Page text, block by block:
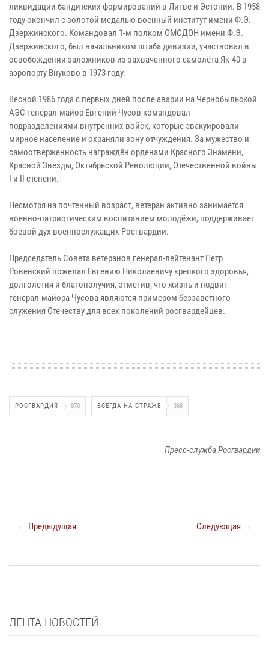
ликвидации бандитских формирований в Литве и Эстонии. В 1958
году окончил с золотой медалью военный институт имени Ф.Э.
Дзержинского. Командовал 1-м полком ОМСДОН имени Ф.Э.
Дзержинского, был начальником штаба дивизии, участвовал в
освобождении заложников из захваченного самолёта Як-40 в
аэропорту Внуково в 1973 году.
Весной 1986 года с первых дней после аварии на Чернобыльской
АЭС генерал-майор Евгений Чусов командовал
подразделениями внутренних войск, которые эвакуировали
мирное население и охраняли зону отчуждения. За мужество и
самоотверженность награждён орденами Красного Знамени,
Красной Звезды, Октябрьской Революции, Отечественной войны
I и II степени.
Несмотря на почтенный возраст, ветеран активно занимается
военно-патриотическим воспитанием молодёжи, поддерживает
боевой дух военнослужащих Росгвардии.
Председатель Совета ветеранов генерал-лейтенант Петр
Ровенский пожелал Евгению Николаевичу крепкого здоровья,
долголетия и благополучия, отметив, что жизнь и подвиг
генерал-майора Чусова являются примером беззаветного
служения Отечеству для всех поколений росгвардейцев.
РОСГВАРДИЯ 870 ВСЕГДА НА СТРАЖЕ 368
Пресс-служба Росгвардии
← Предыдущая Следующая →
ЛЕНТА НОВОСТЕЙ